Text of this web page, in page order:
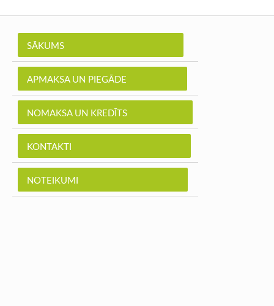
SĀKUMS
APMAKSA UN PIEGĀDE
NOMAKSA UN KREDĪTS
KONTAKTI
NOTEIKUMI